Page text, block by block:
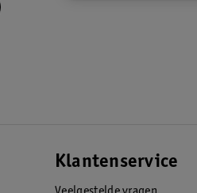
Klantenservice